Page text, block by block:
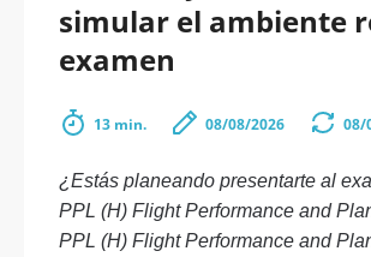
simular el ambiente
examen
13 min. 08/08/2026 08/
¿Estás planeando presentarte al
PPL (H) Flight Performance and
PPL (H) Flight Performance and